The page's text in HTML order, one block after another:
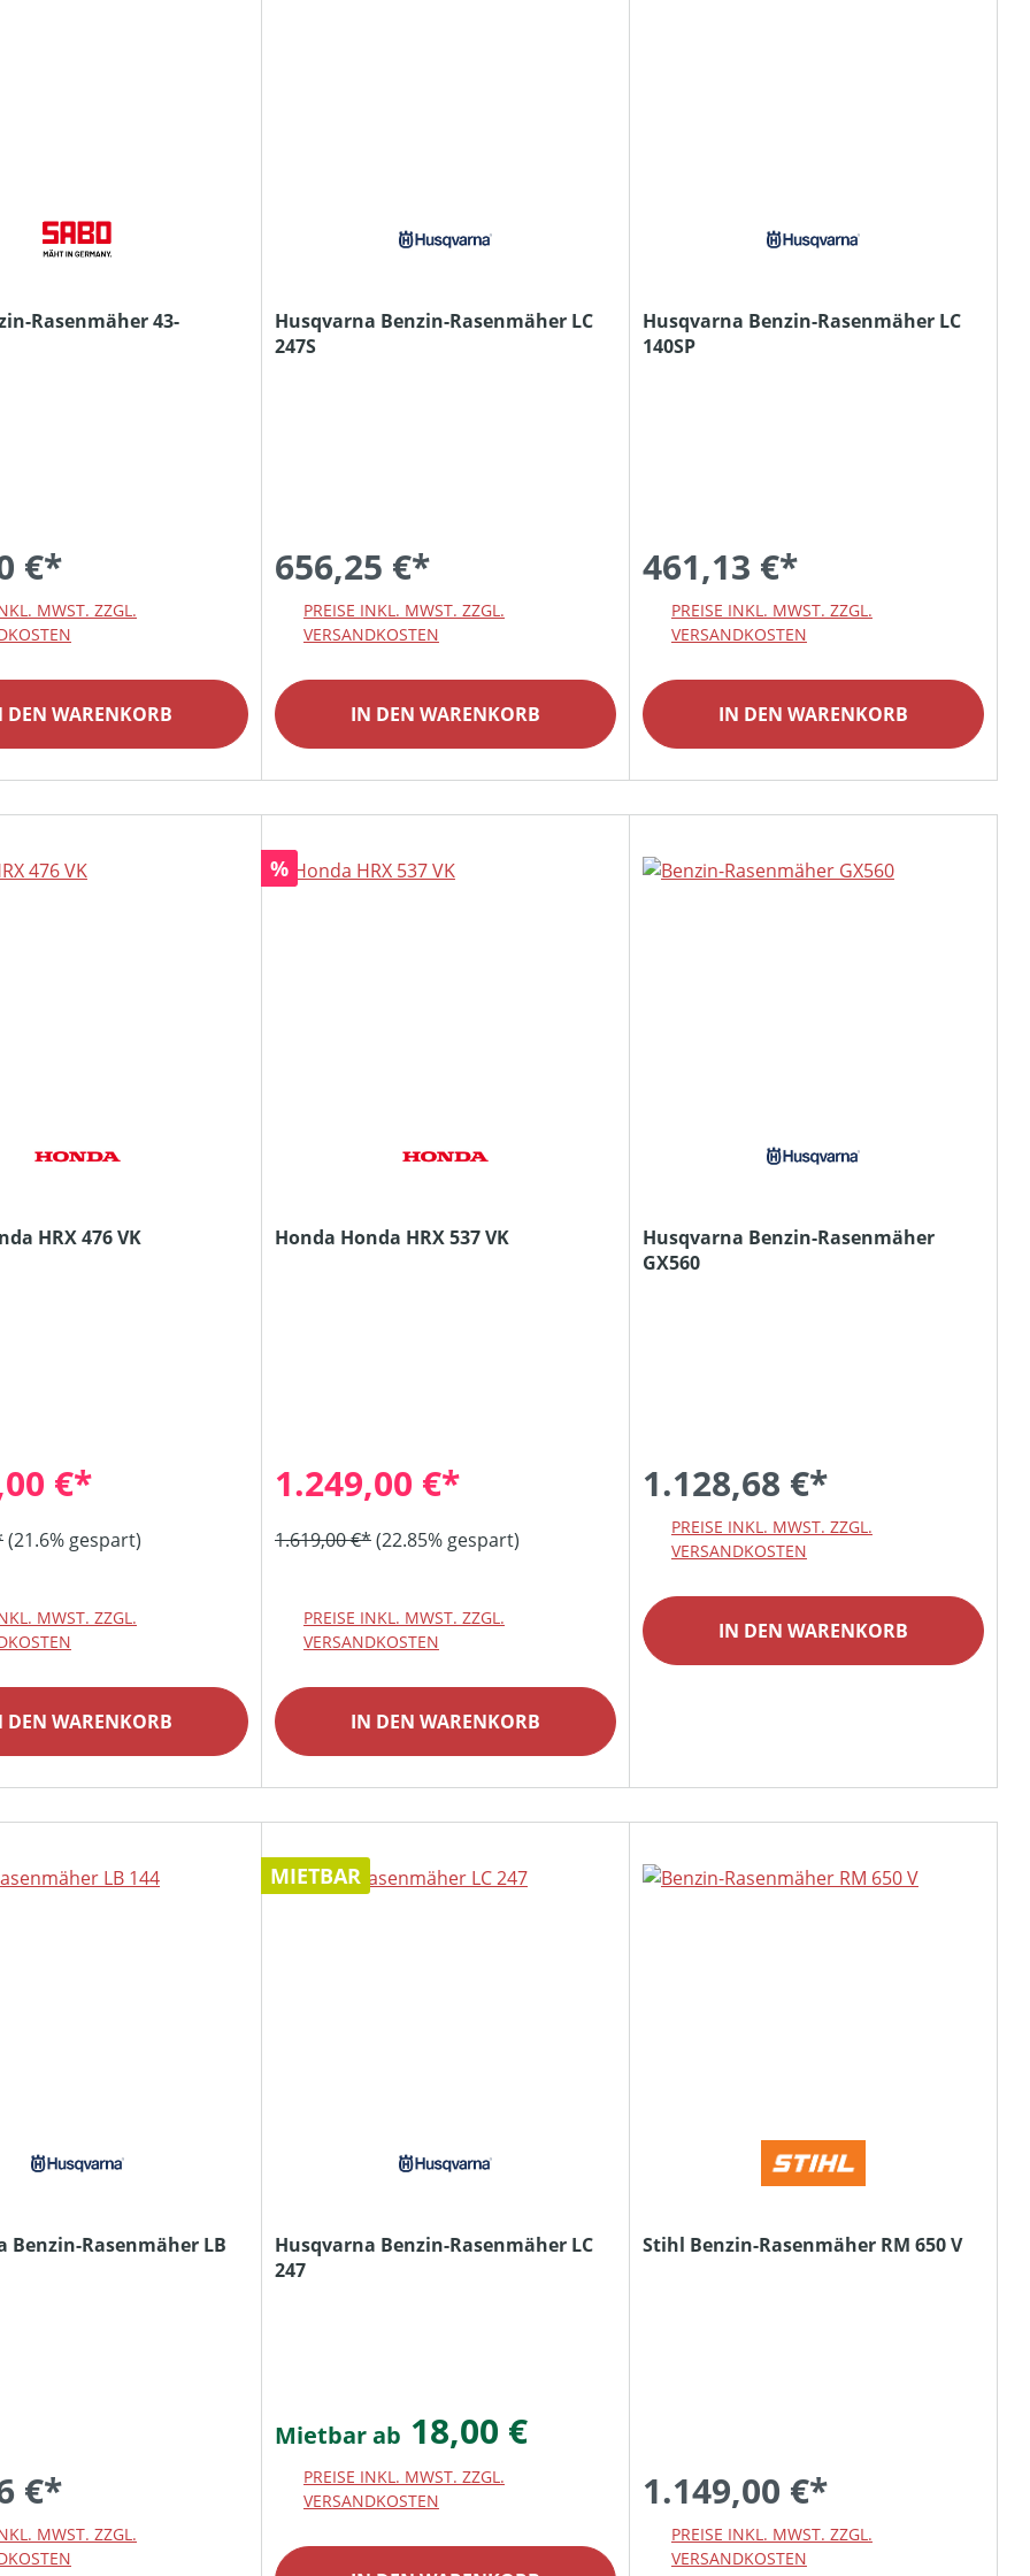
Rasenmäher 43-
€*
MWST. ZZGL.
DEN WARENKORB
Husqvarna Benzin-Rasenmäher LC
247S
656,25 €*
PREISE INKL. MWST. ZZGL.
VERSANDKOSTEN
IN DEN WARENKORB
Husqvarna Benzin-Rasenmäher LC
140SP
461,13 €*
PREISE INKL. MWST. ZZGL.
VERSANDKOSTEN
IN DEN WARENKORB
HRX 476 VK
€*
(21.6% gespart)
MWST. ZZGL.
DEN WARENKORB
Rabatt
%
Honda Honda HRX 537 VK
1.249,00 €*
1.619,00 €*(22.85% gespart)
PREISE INKL. MWST. ZZGL.
VERSANDKOSTEN
IN DEN WARENKORB
Husqvarna Benzin-Rasenmäher
GX560
1.128,68 €*
PREISE INKL. MWST. ZZGL.
VERSANDKOSTEN
IN DEN WARENKORB
Benzin-Rasenmäher LB
€*
MWST. ZZGL.
MIETBAR
Husqvarna Benzin-Rasenmäher LC
247
Mietbar ab 18,00 €
PREISE INKL. MWST. ZZGL.
VERSANDKOSTEN
Stihl Benzin-Rasenmäher RM 650 V
1.149,00 €*
PREISE INKL. MWST. ZZGL.
VERSANDKOSTEN